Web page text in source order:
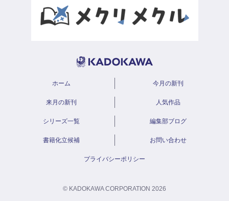
ホーム 今月の新刊
来月の新刊 人気作品
シリーズ一覧 編集部ブログ
書籍化立候補 お問い合わせ
プライバシーポリシー
© KADOKAWA CORPORATION 2026